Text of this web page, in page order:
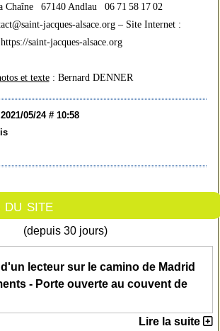
Chaîne 67140 Andlau 06 71 58 17 02
jacques-alsace.org – Site Internet :
https://saint-jacques-alsace.org
et texte: Bernard DENNER
2021/05/24 # 10:58
du site
(depuis 30 jours)
lecteur sur le camino de Madrid
- Porte ouverte au couvent de
Lire la suite